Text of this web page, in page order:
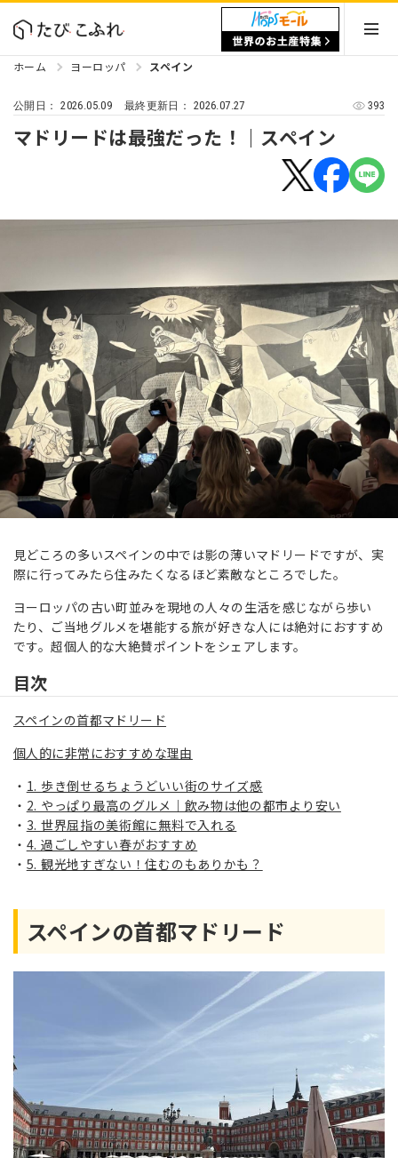
ホーム ヨーロッパ スペイン
公開日：2026.05.09 最終更新日： 2026.07.27 393
マドリードは最強だった！｜スペイン
見どころの多いスペインの中では影の薄いマドリードですが、実
際に行ってみたら住みたくなるほど素敵なところでした。
ヨーロッパの古い町並みを現地の人々の生活を感じながら歩い
たり、ご当地グルメを堪能する旅が好きな人には絶対におすすめ
です。超個人的な大絶賛ポイントをシェアします。
目次
スペインの首都マドリード
個人的に非常におすすめな理由
1. 歩き倒せるちょうどいい街のサイズ感
2. やっぱり最高のグルメ｜飲み物は他の都市より安い
3. 世界屈指の美術館に無料で入れる
4. 過ごしやすい春がおすすめ
5. 観光地すぎない！住むのもありかも？
スペインの首都マドリード